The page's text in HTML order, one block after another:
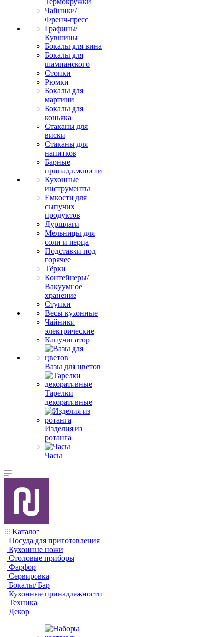
Термокружки
Чайники/
Френч-пресс
Графины/
Кувшины
Бокалы для вина
Бокалы для
шампанского
Стопки
Рюмки
Бокалы для
мартини
Бокалы для
коньяка
Стаканы для
виски
Стаканы для
напитков
Барные
принадлежности
Кухонные
инструменты
Емкости для
сыпучих
продуктов
Дуршлаги
Мельницы для
соли и перца
Подставки под
горячее
Тёрки
Контейнеры/
Вакуумное
хранение
Ступки
Весы кухонные
Чайники
электрические
Капучинатор
Вазы для цветов
Тарелки
декоративные
Изделия из
ротанга
Часы
Каталог
Посуда для приготовления
Кухонные ножи
Столовые приборы
Фарфор
Сервировка
Бокалы/ Бар
Кухонные принадлежности
Техника
Декор